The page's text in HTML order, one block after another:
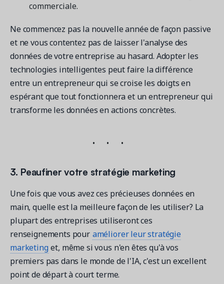
commerciale.
Ne commencez pas la nouvelle année de façon passive
et ne vous contentez pas de laisser l'analyse des
données de votre entreprise au hasard. Adopter les
technologies intelligentes peut faire la différence
entre un entrepreneur qui se croise les doigts en
espérant que tout fonctionnera et un entrepreneur qui
transforme les données en actions concrètes.
3. Peaufiner votre stratégie marketing
Une fois que vous avez ces précieuses données en
main, quelle est la meilleure façon de les utiliser? La
plupart des entreprises utiliseront ces
renseignements pour améliorer leur stratégie
marketing et, même si vous n'en êtes qu'à vos
premiers pas dans le monde de l'IA, c'est un excellent
point de départ à court terme.